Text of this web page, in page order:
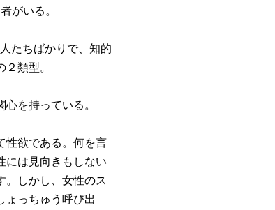
がいる。
たちばかりで、知的
類型。
を持っている。
性欲である。何を言
には見向きもしない
。しかし、女性のス
ょっちゅう呼び出